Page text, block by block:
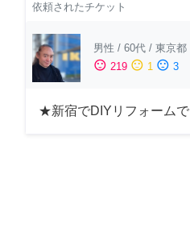
依頼されたチケット
男性 / 60代 / 東京都
sentiment_satisfied 219 sentiment_neutral 1 sentiment_dissatisfied 3
★新宿でDIYリフォーム